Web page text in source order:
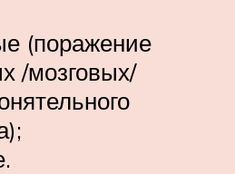
(поражение
/мозговых/